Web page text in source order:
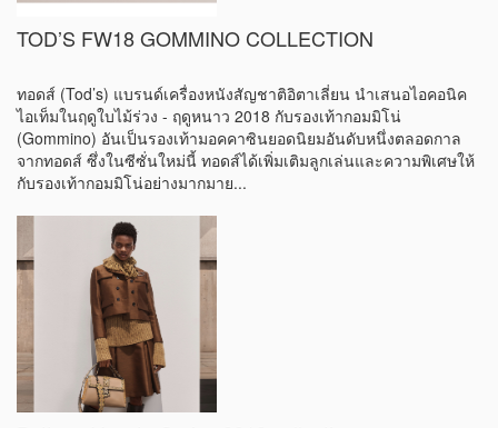
TOD’S FW18 GOMMINO COLLECTION
ทอดส์ (Tod’s) แบรนด์เครื่องหนังสัญชาติอิตาเลี่ยน นำเสนอไอคอนิค
ไอเท็มในฤดูใบไม้ร่วง - ฤดูหนาว 2018 กับรองเท้ากอมมิโน่
(Gommino) อันเป็นรองเท้ามอคคาซินยอดนิยมอันดับหนึ่งตลอดกาล
จากทอดส์ ซึ่งในซีซั่นใหม่นี้ ทอดส์ได้เพิ่มเติมลูกเล่นและความพิเศษให้
กับรองเท้ากอมมิโน่อย่างมากมาย...